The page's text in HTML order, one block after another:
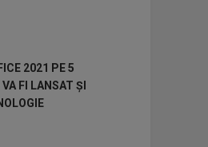
2021 PE 5
FI LANSAT ȘI